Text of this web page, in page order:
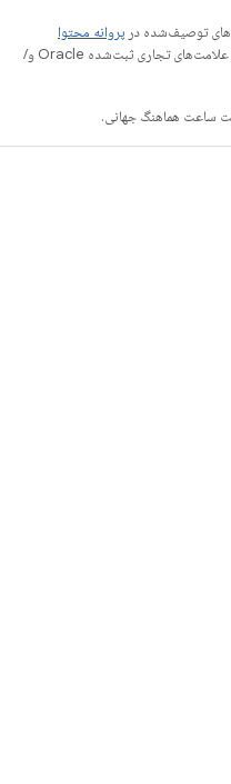
توصیف‌شده در پروانه محتوا
هستند. جاوا و OpenJDK علامت‌های تجاری یا علامت‌های تجاری ثبت‌شده Oracle و/